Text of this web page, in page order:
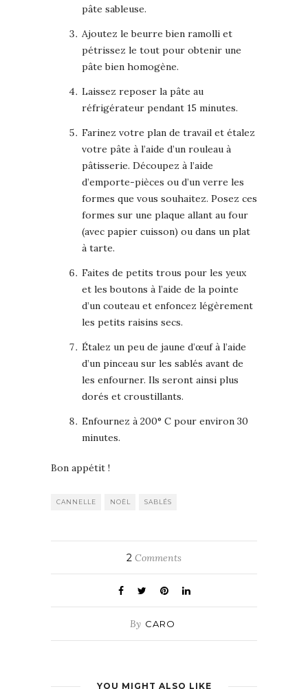
pâte sableuse.
Ajoutez le beurre bien ramolli et
pétrissez le tout pour obtenir une
pâte bien homogène.
Laissez reposer la pâte au
réfrigérateur pendant 15 minutes.
Farinez votre plan de travail et étalez
votre pâte à l’aide d’un rouleau à
pâtisserie. Découpez à l’aide
d’emporte-pièces ou d’un verre les
formes que vous souhaitez. Posez ces
formes sur une plaque allant au four
(avec papier cuisson) ou dans un plat
à tarte.
Faites de petits trous pour les yeux
et les boutons à l’aide de la pointe
d’un couteau et enfoncez légèrement
les petits raisins secs.
Étalez un peu de jaune d’œuf à l’aide
d’un pinceau sur les sablés avant de
les enfourner. Ils seront ainsi plus
dorés et croustillants.
Enfournez à 200° C pour environ 30
minutes.
Bon appétit !
CANNELLE NOËL SABLÉS
2 Comments
By CARO
YOU MIGHT ALSO LIKE